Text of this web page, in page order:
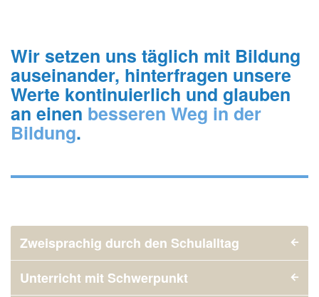
Wir setzen uns täglich mit Bildung
auseinander, hinterfragen unsere
Werte kontinuierlich und glauben
an einen besseren Weg in der
Bildung.
Zweisprachig durch den Schulalltag
Unterricht mit Schwerpunkt